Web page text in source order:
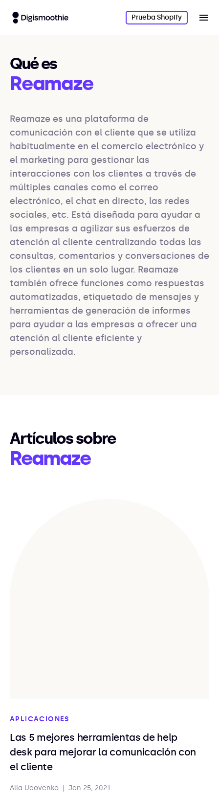
Prueba Shopify
Qué es
Reamaze
Reamaze es una plataforma de
comunicación con el cliente que se utiliza
habitualmente en el comercio electrónico y
el marketing para gestionar las
interacciones con los clientes a través de
múltiples canales como el correo
electrónico, el chat en directo, las redes
sociales, etc. Está diseñada para ayudar a
las empresas a agilizar sus esfuerzos de
atención al cliente centralizando todas las
consultas, comentarios y conversaciones de
los clientes en un solo lugar. Reamaze
también ofrece funciones como respuestas
automatizadas, etiquetado de mensajes y
herramientas de generación de informes
para ayudar a las empresas a ofrecer una
atención al cliente eficiente y
personalizada.
Artículos sobre
Reamaze
APLICACIONES
Las 5 mejores herramientas de help
desk para mejorar la comunicación con
el cliente
Alla Udovenko Jan 25, 2021